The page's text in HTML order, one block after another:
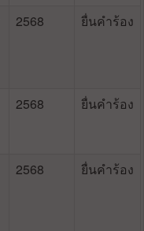
2568 ยื่นคำร้อง
2568 ยื่นคำร้อง
2568 ยื่นคำร้อง